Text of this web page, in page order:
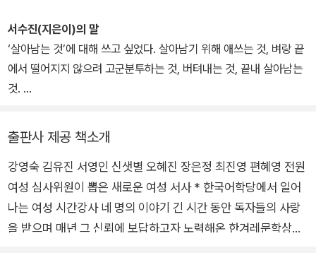
서수진(지은이)의 말
‘살아남는 것’에 대해 쓰고 싶었다. 살아남기 위해 애쓰는 것, 벼랑 끝
에서 떨어지지 않으려 고군분투하는 것, 버텨내는 것, 끝내 살아남는
것.
소설을 쓰는 도중에 코로나바이러스 사태가 터졌다. 한국어학당의 규
모가 크게 줄었고, 수많은 강사가 일자리를 잃었다. 나 역시 호주에서
수업이 모두 취소되거나 무기한 연장되면서 실직 상태가 되었다. 벼
랑 끝에서 소설을 쓰는 기분이었다.
이 소설은 살아남았다. 이 소설이 살아남았다는 것이, 지금 이 순간에
출판사 제공 책소개
강영숙 김유진 서영인 신샛별 오혜진 장은정 최진영 편혜영 전원
여성 심사위원이 뽑은 새로운 여성 서사 * 한국어학당에서 일어
나는 여성 시간강사 네 명의 이야기 긴 시간 동안 독자들의 사랑
을 받으며 매년 그 신뢰에 보답하고자 노력해온 한겨레문학상이